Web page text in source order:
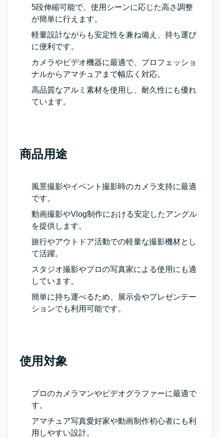
5段伸縮可能で、使用シーンに応じた高さ調整
が簡単に行えます。
軽量設計ながらも安定性を兼ね備え、持ち運び
に便利です。
カメラやビデオ機器に最適で、プロフェッショ
ナルからアマチュアまで幅広く対応。
高品質なアルミ素材を使用し、耐久性にも優れ
ています。
商品用途
風景撮影やイベント撮影時のカメラ支持に最適
です。
動画撮影やVlog制作における安定したアングル
を提供します。
旅行やアウトドア活動での軽量な撮影機材とし
て活躍。
スタジオ撮影やプロの写真家による使用にも適
しています。
簡単に持ち運べるため、展示会やプレゼンテー
ションでも利用可能です。
使用対象
プロのカメラマンやビデオグラファーに最適で
す。
アマチュア写真愛好家や動画制作初心者にも利
用しやすい設計。